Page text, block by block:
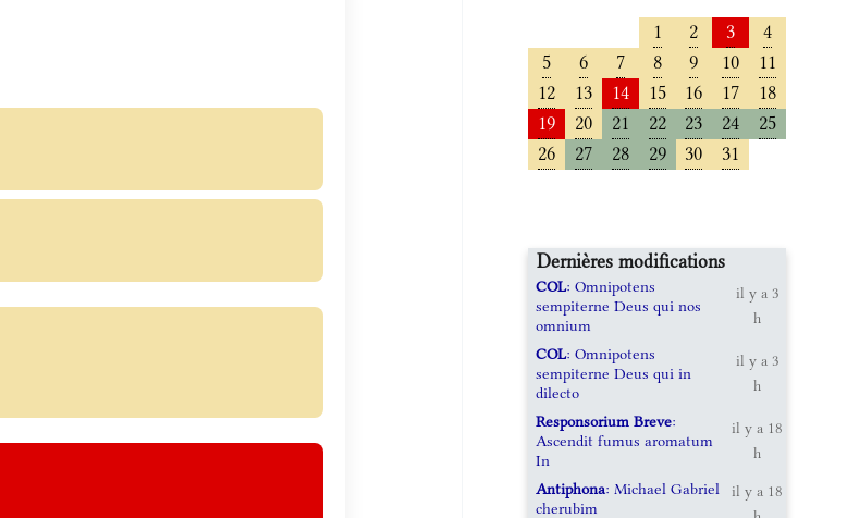
1 2 3
4
5
6 7 8 9 10
11
12
13 14 15 16 17
18
19
20 21 22 23 24
25
26
27 28 29 30 31
Dernières modifications
COL: Omnipotens
sempiterne Deus qui nos
omnium
il y a 3
h
COL: Omnipotens
sempiterne Deus qui in
dilecto
il y a 3
h
Responsorium Breve:
Ascendit fumus aromatum
In
il y a 18
h
Antiphona: Michael Gabriel
cherubim
il y a 18